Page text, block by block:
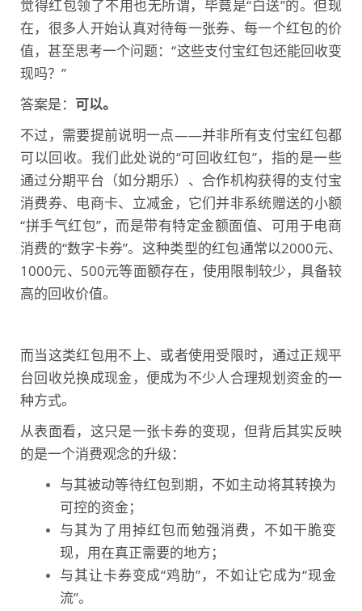
觉得红包领了不用也无所谓，毕竟是“白送”的。但现
在，很多人开始认真对待每一张券、每一个红包的价
值，甚至思考一个问题：“这些支付宝红包还能回收变
现吗？”
答案是： 可以。
不过，需要提前说明一点——并非所有支付宝红包都
可以回收。我们此处说的“可回收红包”，指的是一些
通过分期平台（如分期乐）、合作机构获得的支付宝
消费券、电商卡、 立减金，它们并非系统赠送的小额
“拼手气红包”，而是带有特定金额面值、可用于电商
消费的“数字卡券”。这种类型的红包通常以2000元、
1000元、500元等面额存在，使用限制较少，具备较
高的回收价值。
而当这类红包用不上、或者使用受限时，通过正规平
台回收兑换成现金，便成为不少人合理规划资金的一
种方式。
从表面看，这只是一张卡券的变现，但背后其实反映
的是一个消费观念的升级：
与其被动等待红包到期，不如主动将其转换为
可控的资金；
与其为了用掉红包而勉强消费，不如干脆变
现，用在真正需要的地方；
与其让卡券变成“鸡肋”，不如让它成为“现金
流”。